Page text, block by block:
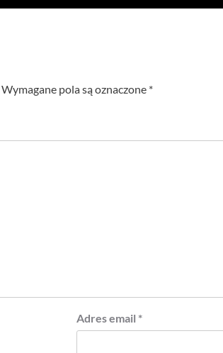
Wymagane pola są oznaczone *
Adres email *